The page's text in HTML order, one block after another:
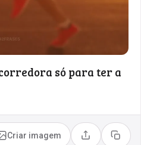
só para ter a
Criar imagem Compartilhar
Copiar